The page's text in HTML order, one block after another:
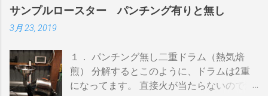
サンプルロースター パンチング有りと無し
3月 23, 2019
１． パンチング無し二重ドラム（熱気焙
煎） 分解するとこのように、ドラムは2重
になってます。 直接火が当たらないので温